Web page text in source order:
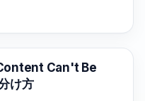
Can't Be
け方